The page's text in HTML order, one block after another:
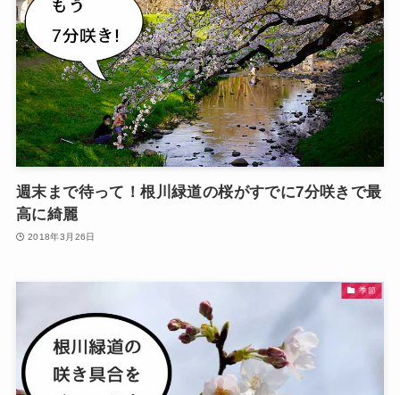
週末まで待って！根川緑道の桜がすでに7分咲きで最
高に綺麗
2018年3月26日
季節